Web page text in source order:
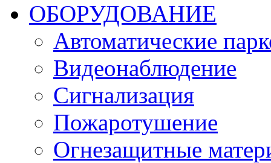
ОБОРУДОВАНИЕ
Автоматические
Видеонаблюдение
Сигнализация
Пожаротушение
Огнезащитные